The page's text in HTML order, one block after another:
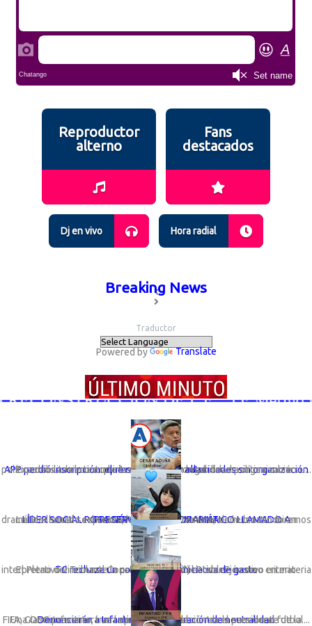
Reproductor
alterno
Fans
destacados
Dj en vivo Hora radial
Breaking News
Traductor
Powered by Translate
DE I. E. “J E Merino y
APP perdió inscripción: el riesgo de elegir autoridades sin organización que responda por ellas
Expertos advierten que la desaparición legal de una organización política debilita el control interno y la responsabilidad política sobre su...
LÍDER SOCIAL ROSA GÓMEZ LANZA DRAMÁTICO LLAMADO A PRESERVAR LA VIDA MARINA
La líder social sechurana; Rosa Gómez Nunura, viene lanzando un dramático llamado expresando: “Basta de cortinas de humo. No miremos a otro ...
TC rechaza un congreso con iniciativa de gasto
El Pleno del Tribunal Constitucional (TC) estableció como criterio interpretativo vinculante la preeminencia del Poder Ejecutivo en materia ...
Denunciarán a Infantino por vulneración de neutralidad
Una ONG presentará una denuncia formal contra el presidente de la FIFA, Gianni Infantino, tras la polémica anulación de la sanción al futbol...